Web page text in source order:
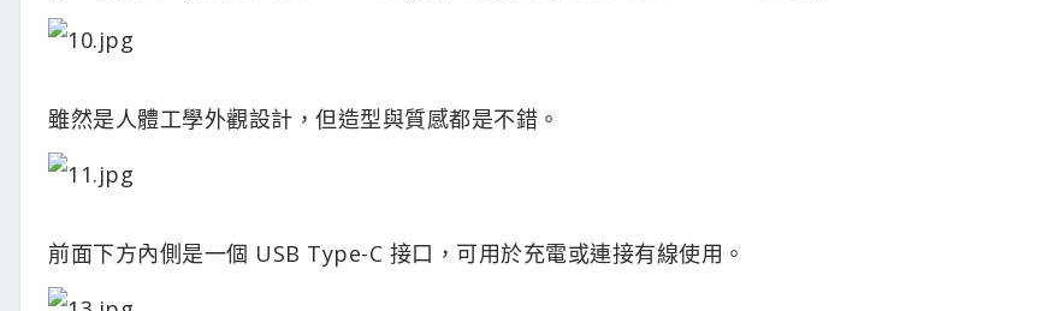
雖然是人體工學外觀設計，但造型與質感都是不錯。
前面下方內側是一個 USB Type-C 接口，可用於充電或連接有線使用。